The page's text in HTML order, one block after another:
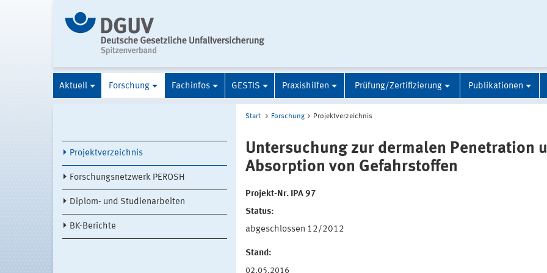
Aktuell Forschung Fachinfos GESTIS Praxishilfen Prüfung/Zertifizierung Publikationen
Projektverzeichnis
Forschungsnetzwerk PEROSH
Diplom- und Studienarbeiten
BK-Berichte
Start Forschung Projektverzeichnis
Untersuchung zur dermalen Penetration
Absorption von Gefahrstoffen
Projekt-Nr. IPA 97
Status:
abgeschlossen 12/2012
Stand:
02.05.2016